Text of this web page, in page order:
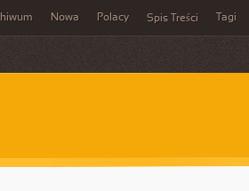
Nowa Polacy Spis Treści Tagi